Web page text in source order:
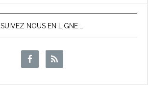
SUIVEZ NOUS EN LIGNE …